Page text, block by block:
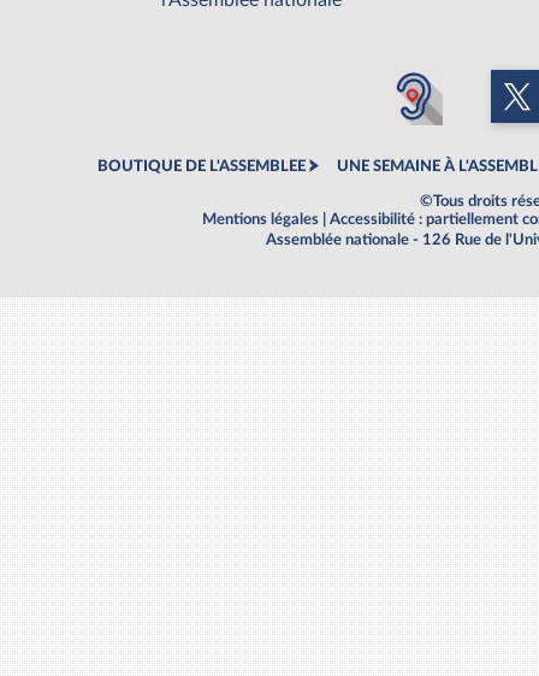
BOUTIQUE DE L'ASSEMBLEE UNE SEMAINE À
©Tous droits
Mentions légales
Accessibilité : partiellement
Assemblée nationale - 126 Rue de